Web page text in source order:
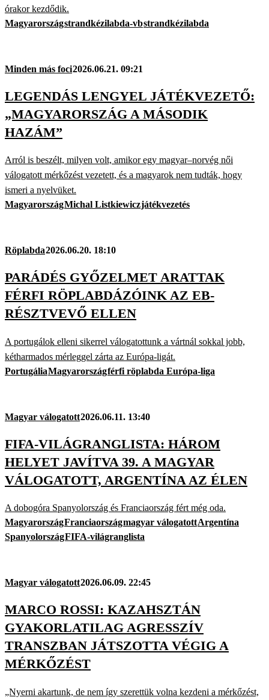
órakor kezdődik.
Magyarországstrandkézilabda-vbstrandkézilabda
Minden más foci2026.06.21. 09:21
LEGENDÁS LENGYEL JÁTÉKVEZETŐ:
„MAGYARORSZÁG A MÁSODIK
HAZÁM”
Arról is beszélt, milyen volt, amikor egy magyar–norvég női
válogatott mérkőzést vezetett, és a magyarok nem tudták, hogy
ismeri a nyelvüket.
MagyarországMichal Listkiewiczjátékvezetés
Röplabda2026.06.20. 18:10
PARÁDÉS GYŐZELMET ARATTAK
FÉRFI RÖPLABDÁZÓINK AZ EB-
RÉSZTVEVŐ ELLEN
A portugálok elleni sikerrel válogatottunk a vártnál sokkal jobb,
kétharmados mérleggel zárta az Európa-ligát.
PortugáliaMagyarországférfi röplabda Európa-liga
Magyar válogatott2026.06.11. 13:40
FIFA-VILÁGRANGLISTA: HÁROM
HELYET JAVÍTVA 39. A MAGYAR
VÁLOGATOTT, ARGENTÍNA AZ ÉLEN
A dobogóra Spanyolország és Franciaország fért még oda.
MagyarországFranciaországmagyar válogatottArgentína
SpanyolországFIFA-világranglista
Magyar válogatott2026.06.09. 22:45
MARCO ROSSI: KAZAHSZTÁN
GYAKORLATILAG AGRESSZÍV
TRANSZBAN JÁTSZOTTA VÉGIG A
MÉRKŐZÉST
„Nyerni akartunk, de nem így szerettük volna kezdeni a mérkőzést,